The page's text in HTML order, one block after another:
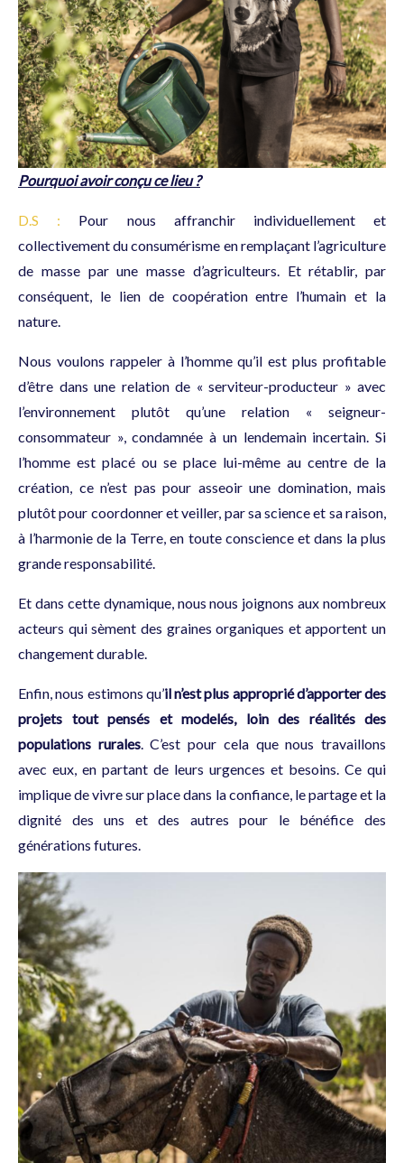
Pourquoi avoir conçu ce lieu ?
D.S : Pour nous affranchir individuellement et
collectivement du consumérisme en remplaçant l’agriculture
de masse par une masse d’agriculteurs. Et rétablir, par
conséquent, le lien de coopération entre l’humain et la
nature.
Nous voulons rappeler à l’homme qu’il est plus profitable
d’être dans une relation de « serviteur-producteur » avec
l’environnement plutôt qu’une relation « seigneur-
consommateur », condamnée à un lendemain incertain. Si
l’homme est placé ou se place lui-même au centre de la
création, ce n’est pas pour asseoir une domination, mais
plutôt pour coordonner et veiller, par sa science et sa raison,
à l’harmonie de la Terre, en toute conscience et dans la plus
grande responsabilité.
Et dans cette dynamique, nous nous joignons aux nombreux
acteurs qui sèment des graines organiques et apportent un
changement durable.
Enfin, nous estimons qu’il n’est plus appropriéd’apporter des
projets tout pensés et modelés, loin des réalités des
populations rurales. C’est pour cela que nous travaillons
avec eux, en partant de leurs urgences et besoins. Ce qui
implique de vivre sur place dans la confiance, le partage et la
dignité des uns et des autres pour le bénéfice des
générations futures.